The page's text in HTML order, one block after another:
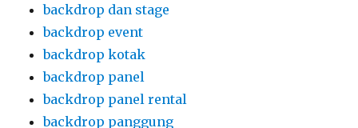
backdrop dan stage
backdrop event
backdrop kotak
backdrop panel
backdrop panel rental
backdrop panggung